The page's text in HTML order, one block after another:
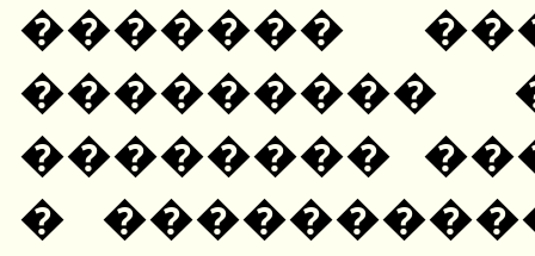
�������
���������
��������
�